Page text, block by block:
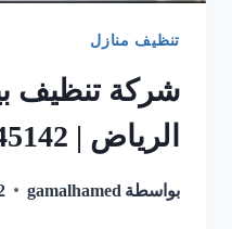
تنظيف منازل
شركة تنظيف
الرياض | 0548145142
بواسطة gamalhamed